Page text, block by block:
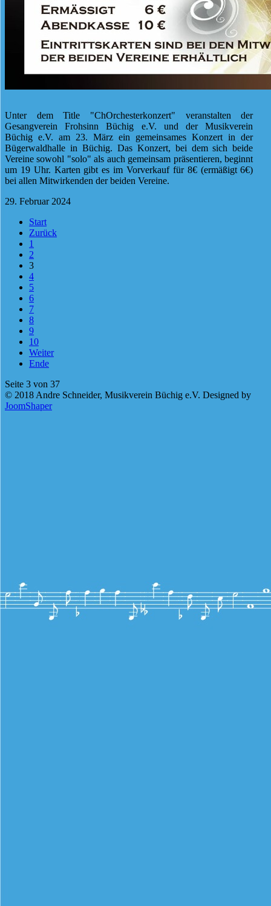
Unter dem Title "ChOrchesterkonzert" veranstalten der
Gesangverein Frohsinn Büchig e.V. und der Musikverein
Büchig e.V. am 23. März ein gemeinsames Konzert in der
Bügerwaldhalle in Büchig. Das Konzert, bei dem sich beide
Vereine sowohl "solo" als auch gemeinsam präsentieren, beginnt
um 19 Uhr. Karten gibt es im Vorverkauf für 8€ (ermäßigt 6€)
bei allen Mitwirkenden der beiden Vereine.
29. Februar 2024
Start
Zurück
1
2
3
4
5
6
7
8
9
10
Weiter
Ende
Seite 3 von 37
© 2018 Andre Schneider, Musikverein Büchig e.V. Designed by
JoomShaper